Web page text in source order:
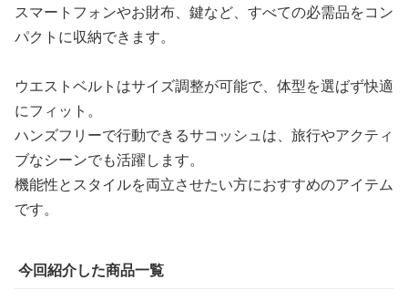
スマートフォンやお財布、鍵など、すべての必需品をコン
パクトに収納できます。
ウエストベルトはサイズ調整が可能で、体型を選ばず快適
にフィット。
ハンズフリーで行動できるサコッシュは、旅行やアクティ
ブなシーンでも活躍します。
機能性とスタイルを両立させたい方におすすめのアイテム
です。
今回紹介した商品一覧